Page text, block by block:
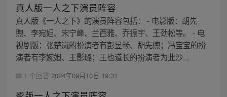
真人版一人之下演员阵容
真人版《一人之下》的演员阵容包括： - 电影版：胡先
煦、李宛妲、宋宁峰、兰西雅、乔振宇、王劲松等。 - 电
视剧版：张楚岚的扮演者有彭昱畅、胡先煦；冯宝宝的扮
演者有李婉妲、王影璐；王也道长的扮演者为此沙...
1 个回答 2024年09月10日 19:31